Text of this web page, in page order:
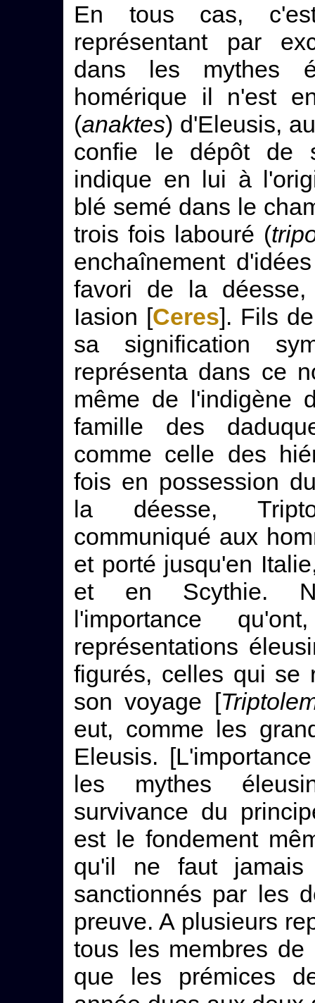
En tous cas,
représentant par
dans les mythes
homérique il n'est
(anaktes) d'Eleusis,
confie le dépôt de
indique en lui à
blé semé dans le
trois fois labouré (
enchaînement
favori de la
Iasion [Ceres]. Fils
sa signification
représenta dans ce
même de l'indigène
famille des
comme celle des
fois en possession
la déesse,
communiqué aux
et porté jusqu'en
et en Scythie.
l'importance
représentations
figurés, celles qui se
son voyage [
eut, comme les
Eleusis.
les mythes
survivance du
est le fondement
qu'il ne faut
sanctionnés par les
preuve. A plusieurs
tous les membres de
que les prémices